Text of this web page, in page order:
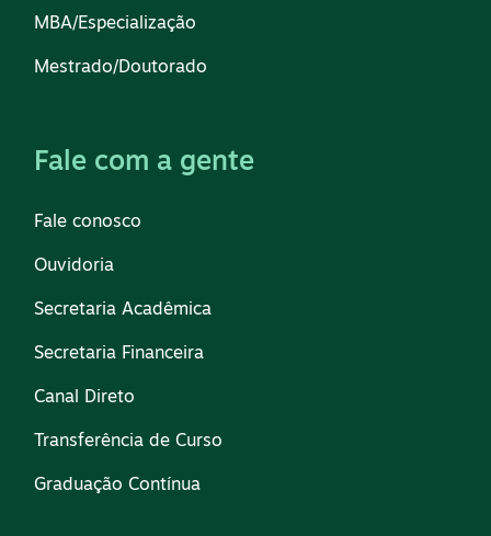
MBA/Especialização
Mestrado/Doutorado
Fale com a gente
Fale conosco
Ouvidoria
Secretaria Acadêmica
Secretaria Financeira
Canal Direto
Transferência de Curso
Graduação Contínua